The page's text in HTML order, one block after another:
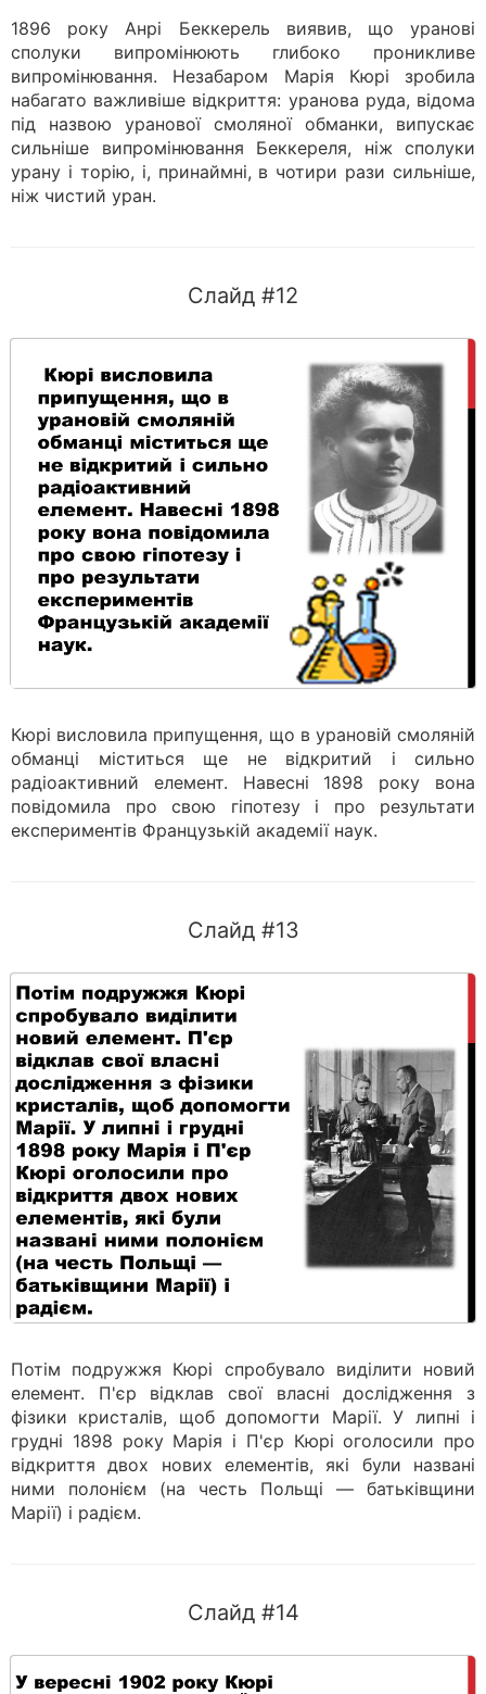
1896 року Анрі Беккерель виявив, що уранові
сполуки випромінюють глибоко проникливе
випромінювання. Незабаром Марія Кюрі зробила
набагато важливіше відкриття: уранова руда, відома
під назвою уранової смоляної обманки, випускає
сильніше випромінювання Беккереля, ніж сполуки
урану і торію, і, принаймні, в чотири рази сильніше,
ніж чистий уран.
Слайд #12
Кюрі висловила припущення, що в урановій смоляній
обманці міститься ще не відкритий і сильно
радіоактивний елемент. Навесні 1898 року вона
повідомила про свою гіпотезу і про результати
експериментів Французькій академії наук.
Слайд #13
Потім подружжя Кюрі спробувало виділити новий
елемент. П'єр відклав свої власні дослідження з
фізики кристалів, щоб допомогти Марії. У липні і
грудні 1898 року Марія і П'єр Кюрі оголосили про
відкриття двох нових елементів, які були названі
ними полонієм (на честь Польщі — батьківщини
Марії) і радієм.
Слайд #14